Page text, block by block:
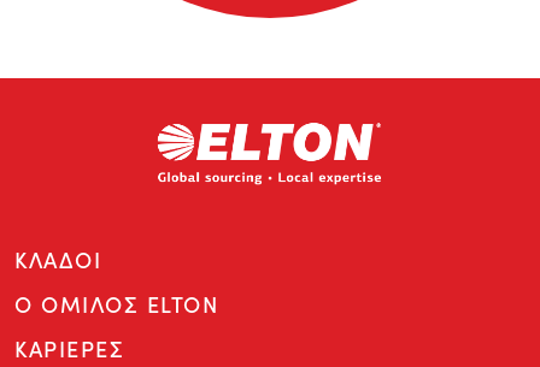
ΚΛΑΔΟΙ
Ο ΟΜΙΛΟΣ ELTON
ΚΑΡΙΕΡΕΣ